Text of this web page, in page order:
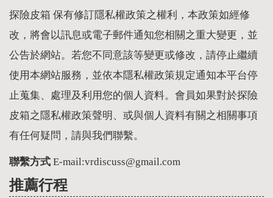
探險皮箱 保有修訂隱私權政策之權利，本政策如經修
改，將會以訊息或電子郵件通知您相關之重大變更，並
公告於網站。若您不同意該等變更或修改，請停止繼續
使用本網站服務，並依本隱私權政策規定通知本平台停
止蒐集、處理及利用您的個人資料。會員如果對於探險
皮箱之隱私權政策聲明、或與個人資料有關之相關事項
有任何疑問，請與我們聯繫。
聯繫方式 E-mail:vrdiscuss@gmail.com
推薦行程